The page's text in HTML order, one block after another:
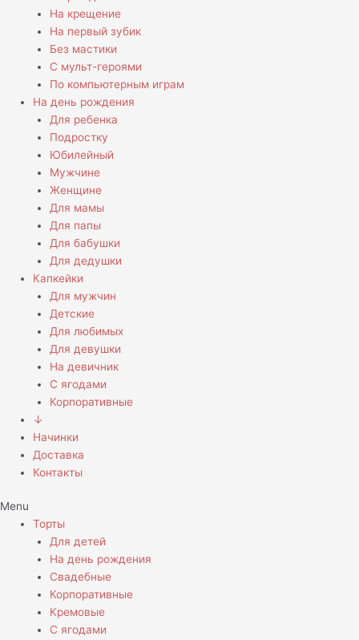
На крещение
На первый зубик
Без мастики
С мульт-героями
По компьютерным играм
На день рождения
Для ребенка
Подростку
Юбилейный
Мужчине
Женщине
Для мамы
Для папы
Для бабушки
Для дедушки
Капкейки
Для мужчин
Детские
Для любимых
Для девушки
На девичник
С ягодами
Корпоративные
↓
Начинки
Доставка
Контакты
Menu
Торты
Для детей
На день рождения
Свадебные
Корпоративные
Кремовые
С ягодами